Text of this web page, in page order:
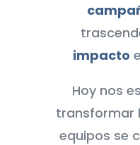
impacto
Hoy nos
transformar
equipos se